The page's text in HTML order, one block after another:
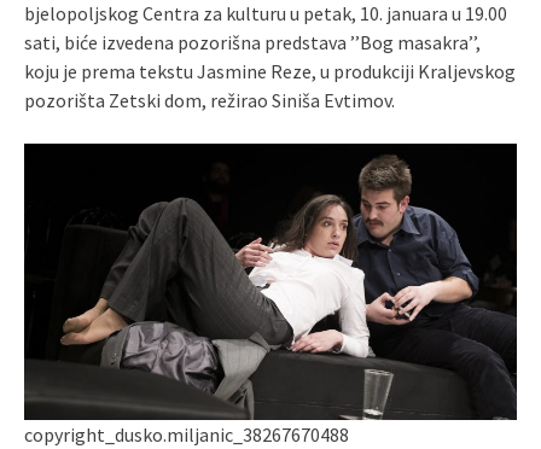
bjelopoljskog Centra za kulturu u petak, 10. januara u 19.00
sati, biće izvedena pozorišna predstava ’’Bog masakra’’,
koju je prema tekstu Jasmine Reze, u produkciji Kraljevskog
pozorišta Zetski dom, režirao Siniša Evtimov.
copyright_dusko.miljanic_38267670488